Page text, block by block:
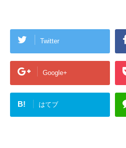
Twitter
Google+
B! はてブ